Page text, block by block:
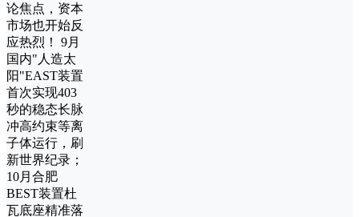
论焦点，资本
市场也开始反
应热烈！ 9月
国内"人造太
阳"EAST装置
首次实现403
秒的稳态长脉
冲高约束等离
子体运行，刷
新世界纪录；
10月合肥
BEST装置杜
瓦底座精准落